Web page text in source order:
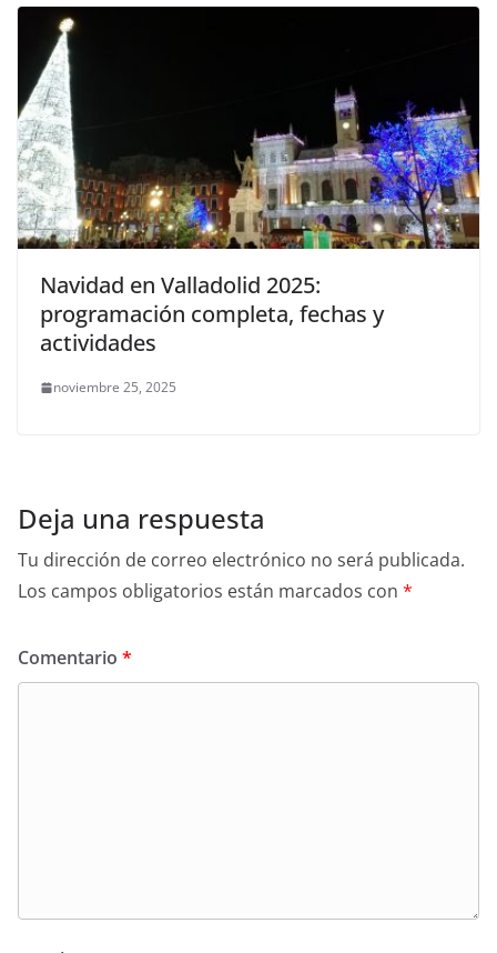
Navidad en Valladolid 2025:
programación completa, fechas y
actividades
noviembre 25, 2025
Deja una respuesta
Tu dirección de correo electrónico no será publicada.
Los campos obligatorios están marcados con *
Comentario *